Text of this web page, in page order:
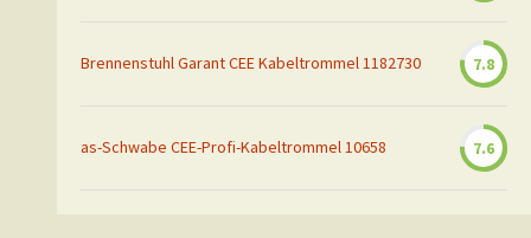
Brennenstuhl Garant CEE Kabeltrommel 1182730 7.8
as-Schwabe CEE-Profi-Kabeltrommel 10658 7.6